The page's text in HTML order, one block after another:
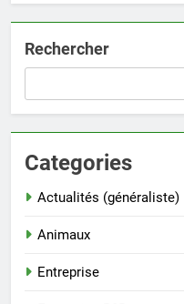
Rechercher
Categories
Actualités (généraliste)
Animaux
Entreprise